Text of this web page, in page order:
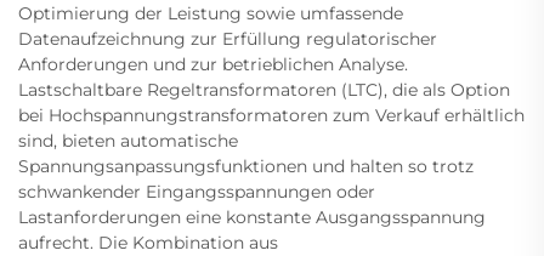
Optimierung der Leistung sowie umfassende
Datenaufzeichnung zur Erfüllung regulatorischer
Anforderungen und zur betrieblichen Analyse.
Lastschaltbare Regeltransformatoren (LTC), die als Option
bei Hochspannungstransformatoren zum Verkauf erhältlich
sind, bieten automatische
Spannungsanpassungsfunktionen und halten so trotz
schwankender Eingangsspannungen oder
Lastanforderungen eine konstante Ausgangsspannung
aufrecht. Die Kombination aus